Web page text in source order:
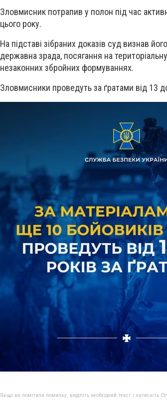
Зловмисник потрапив у полон під час
цього року.
На підставі зібраних доказів суд визнав
державна зрада, посягання на територіальну
незаконних збройних формуваннях.
Зловмисники проведуть за ґратами від 13
Якщо ви помітили помилку, виділіть необхідний текст і натисніть